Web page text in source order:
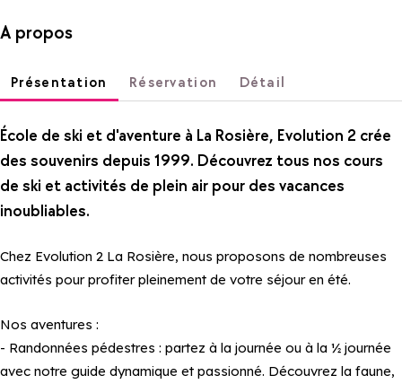
A propos
Présentation Réservation Détail
École de ski et d'aventure à La Rosière, Evolution 2 crée
des souvenirs depuis 1999. Découvrez tous nos cours
de ski et activités de plein air pour des vacances
inoubliables.
Chez Evolution 2 La Rosière, nous proposons de nombreuses
activités pour profiter pleinement de votre séjour en été.
Nos aventures :
- Randonnées pédestres : partez à la journée ou à la ½ journée
avec notre guide dynamique et passionné. Découvrez la faune,